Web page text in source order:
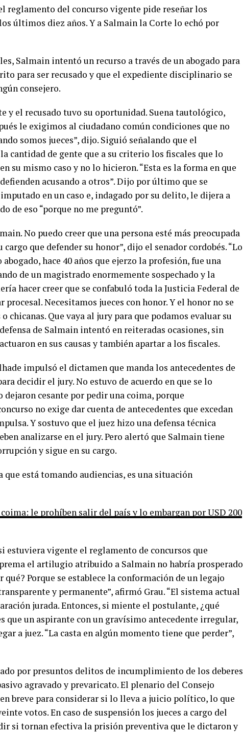
reglamento del concurso vigente pide reseñar los
últimos diez años. Y a Salmain la Corte lo echó por
Salmain intentó un recurso a través de un abogado para
para ser recusado y que el expediente disciplinario se
consejero.
y el recusado tuvo su oportunidad. Suena tautológico,
le exigimos al ciudadano común condiciones que no
somos jueces”, dijo. Siguió señalando que el
cantidad de gente que a su criterio los fiscales que lo
su mismo caso y no lo hicieron. “Esta es la forma en que
acusando a otros”. Dijo por último que se
en un caso e, indagado por su delito, le dijera a
de eso “porque no me preguntó”.
No puedo creer que una persona esté más preocupada
que defender su honor”, dijo el senador cordobés. “Lo
hace 40 años que ejerzo la profesión, fue una
de un magistrado enormemente sospechado y la
hacer creer que se confabuló toda la Justicia Federal de
Necesitamos jueces con honor. Y el honor no se
chicanas. Que vaya al jury para que podamos evaluar su
de Salmain intentó en reiteradas ocasiones, sin
en sus causas y también apartar a los fiscales.
impulsó el dictamen que manda los antecedentes de
decidir el jury. No estuvo de acuerdo en que se lo
dejaron cesante por pedir una coima, porque
no exige dar cuenta de antecedentes que excedan
Y sostuvo que el juez hizo una defensa técnica
analizarse en el jury. Pero alertó que Salmain tiene
y sigue en su cargo.
que está tomando audiencias, es una situación
le prohíben salir del país y lo embargan por USD 200
estuviera vigente el reglamento de concursos que
el artilugio atribuido a Salmain no habría prosperado
qué? Porque se establece la conformación de un legajo
y permanente”, afirmó Grau. “El sistema actual
jurada. Entonces, si miente el postulante, ¿qué
que un aspirante con un gravísimo antecedente irregular,
a juez. “La casta en algún momento tiene que perder”,
por presuntos delitos de incumplimiento de los deberes
agravado y prevaricato. El plenario del Consejo
breve para considerar si lo lleva a juicio político, lo que
votos. En caso de suspensión los jueces a cargo del
si tornan efectiva la prisión preventiva que le dictaron y